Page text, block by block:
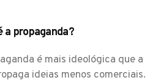
a propaganda?
é mais ideológica que a
ideias menos comerciais.